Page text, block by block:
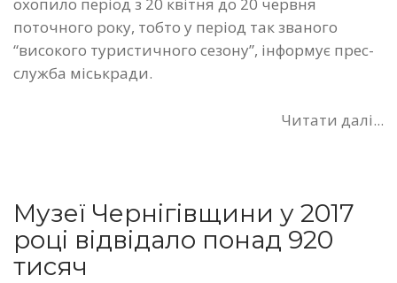
поточного року, тобто у період так званого
“високого туристичного сезону”, інформує прес-
служба міськради.
Читати далі...
Музеї Чернігівщини у 2017
році відвідало понад 920
тисяч